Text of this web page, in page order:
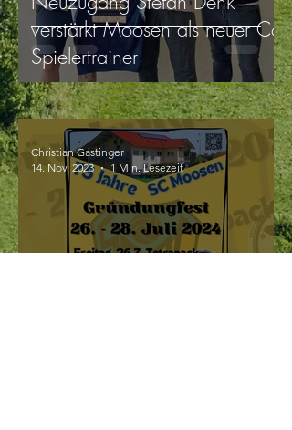
verstärkt Moosen als neuer Co-
Spielertrainer
Christian Gastinger
14. Nov. 2023
1 Min. Lesezeit